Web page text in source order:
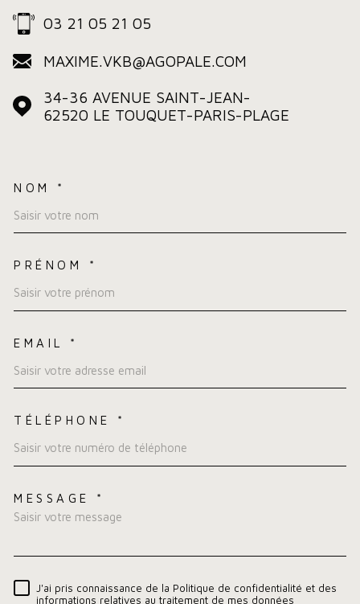
03 21 05 21 05
MAXIME.VKB@AGOPALE.COM
34-36 AVENUE SAINT-JEAN-
62520
LE TOUQUET-PARIS-PLAGE
NOM *
PRÉNOM *
EMAIL *
TÉLÉPHONE *
MESSAGE *
RÈGLEMENTATION
J'ai pris connaissance de la Politique de confidentialité et des
informations relatives au traitement de mes données